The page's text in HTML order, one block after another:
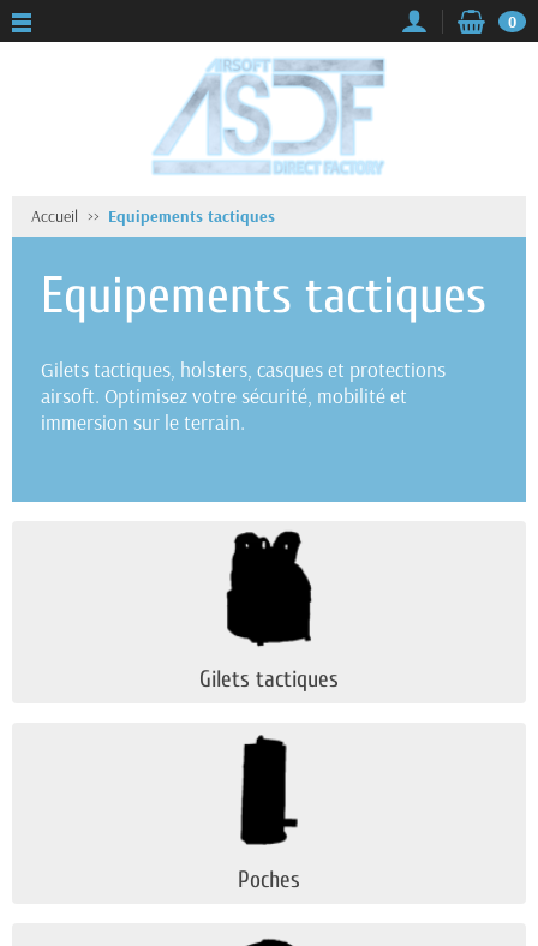
0
Accueil Equipements tactiques
Equipements tactiques
Gilets tactiques, holsters, casques et protections
airsoft. Optimisez votre sécurité, mobilité et
immersion sur le terrain.
Gilets tactiques
Poches